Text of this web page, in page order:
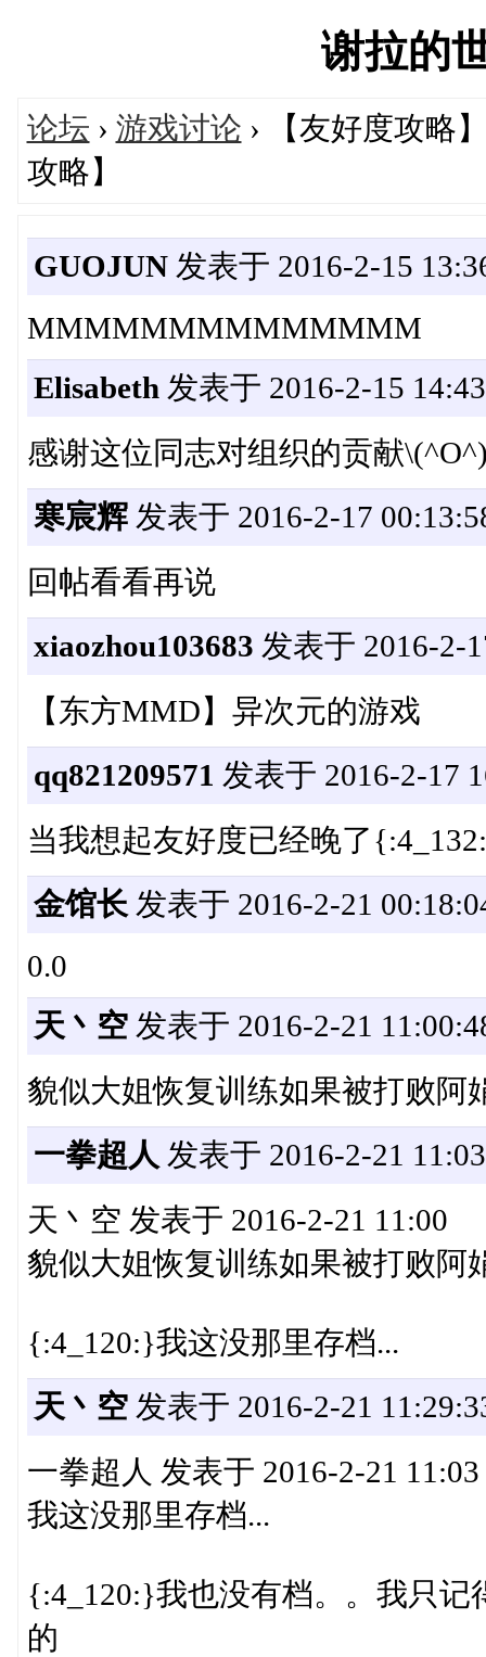
谢拉的
论坛 › 游戏讨论 › 【友好度攻略
攻略】
GUOJUN发表于 2016-2-15
MMMMMMMMMMMMMM
Elisabeth 发表于 2016-2-15
感谢这位同志对组织的贡献
寒宸辉发表于 2016-2-17
回帖看看再说
xiaozhou103683 发表于 2016-2-
【东方MMD】异次元的游戏
qq821209571 发表于 2016-2-17
当我想起友好度已经晚了
金馆长 发表于 2016-2-21
0.0
天丶空发表于 2016-2-21
貌似大姐恢复训练如果被打败阿
一拳超人 发表于 2016-2-21
天丶空 发表于 2016-2-21 11:00
貌似大姐恢复训练如果被打败阿
{:4_120:}我这没那里存档...
天丶空发表于 2016-2-21
一拳超人 发表于 2016-2-21 11:03
我这没那里存档...
{:4_120:}我也没有档。。我只记
的